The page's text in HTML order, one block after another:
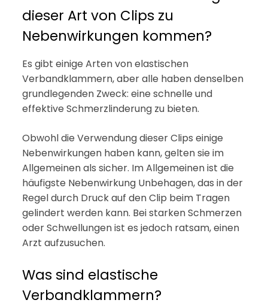
dieser Art von Clips zu
Nebenwirkungen kommen?
Es gibt einige Arten von elastischen
Verbandklammern, aber alle haben denselben
grundlegenden Zweck: eine schnelle und
effektive Schmerzlinderung zu bieten.
Obwohl die Verwendung dieser Clips einige
Nebenwirkungen haben kann, gelten sie im
Allgemeinen als sicher. Im Allgemeinen ist die
häufigste Nebenwirkung Unbehagen, das in der
Regel durch Druck auf den Clip beim Tragen
gelindert werden kann. Bei starken Schmerzen
oder Schwellungen ist es jedoch ratsam, einen
Arzt aufzusuchen.
Was sind elastische
Verbandklammern?